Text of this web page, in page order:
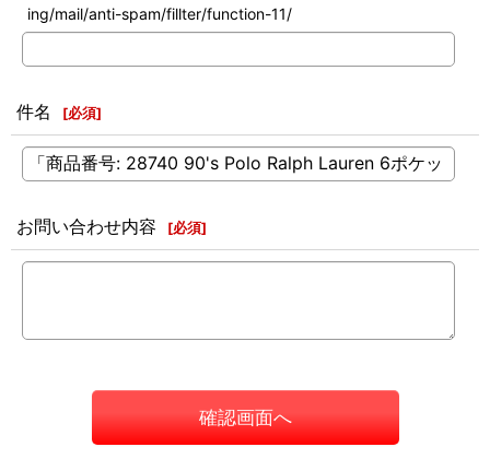
ing/mail/anti-spam/fillter/function-11/
件名 [必須]
お問い合わせ内容 [必須]
確認画面へ